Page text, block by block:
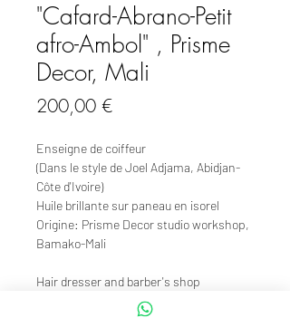
"Cafard-Abrano-Petit
afro-Ambol" , Prisme
Decor, Mali
200,00 €Prix
Enseigne de coiffeur
(Dans le style de Joel Adjama, Abidjan-
Côte d'Ivoire)
Huile brillante sur paneau en isorel
Origine: Prisme Decor studio workshop,
Bamako-Mali
Hair dresser and barber's shop